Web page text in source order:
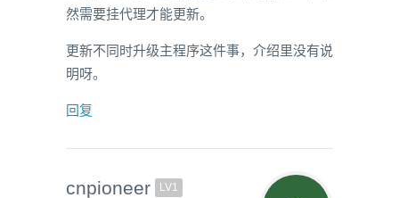
然需要挂代理才能更新。
更新不同时升级主程序这件事，介绍里没有说
明呀。
回复
cnpioneer LV1